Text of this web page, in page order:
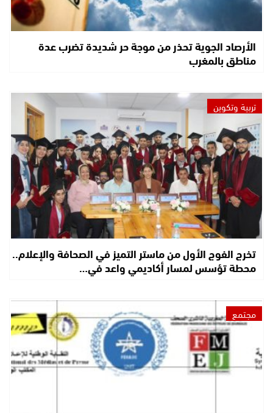
الأرصاد الجوية تحذر من موجة حر شديدة تضرب عدة
مناطق بالمغرب
تربية وتكوين
تخرج الفوج الأول من ماستر التميز في الصحافة والإعلام..
محطة تؤسس لمسار أكاديمي واعد في…
مجتمع